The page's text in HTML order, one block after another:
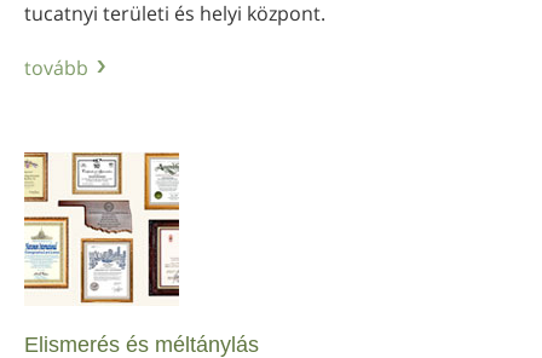
tucatnyi területi és helyi központ.
tovább
Elismerés és méltánylás